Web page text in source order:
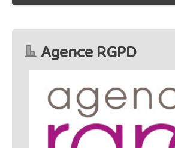
Agence RGPD